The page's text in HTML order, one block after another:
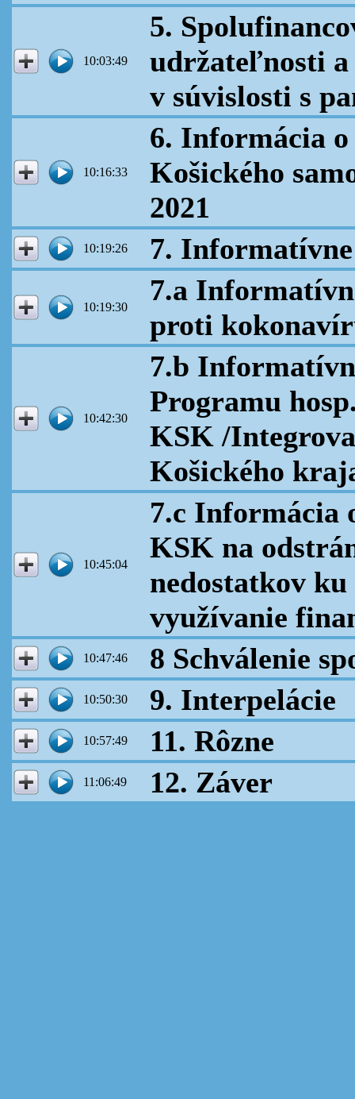
10:03:49
5.
udržateľnosti
v súvislosti s
10:16:33
6. Informácia
Košického
2021
10:19:26 7.
10:19:30
7.a
proti
10:42:30
7.b
Programu
KSK /
Košického
10:45:04
7.c Informácia
KSK na
nedostatkov
využívanie
10:47:46 8 Schválenie
10:50:30 9. Interpelácie
10:57:49 11. Rôzne
11:06:49 12. Záver